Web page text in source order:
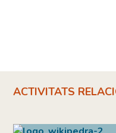
ACTIVITATS